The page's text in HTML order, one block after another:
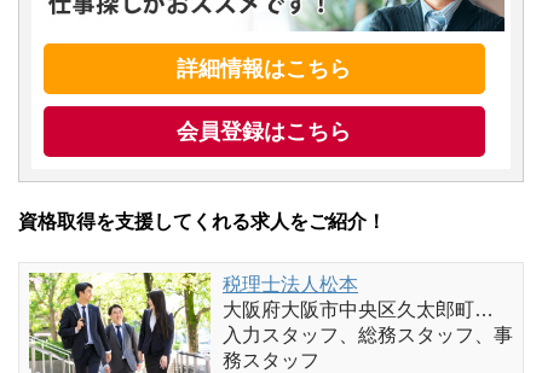
詳細情報はこちら
会員登録はこちら
資格取得を支援してくれる求人をご紹介！
税理士法人松本
大阪府大阪市中央区久太郎町…
入力スタッフ、総務スタッフ、事
務スタッフ